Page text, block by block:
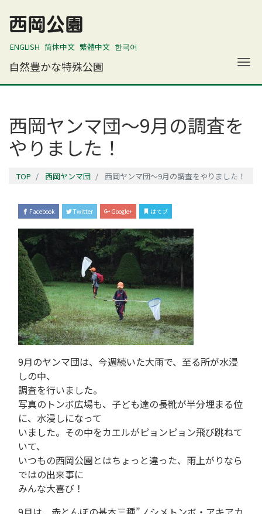
西岡公園
ENGLISH 简体中文 繁體中文 한국어
自然豊かな特殊公園 ナ
西岡ヤンマ団～9月の調査を
やりました！
TOP 西岡ヤンマ団 西岡ヤンマ団～9月の調査をやりました！
Facebook Twitter Google+ はてブ
9月のヤンマ団は、今週続いた大雨で、至る所が水浸
しの中、
調査を行いました。
写真のトンボ広場も、子ども達の長靴が半分埋まる位
に、水浸しになって
いました。その中をカエルがピョンピョン飛び跳ねて
いて、
いつもの西岡公園とはちょっと違った、雨上がりなら
ではの出来事に
みんな大喜び！